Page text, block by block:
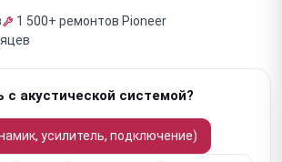
1 500+ ремонтов Pioneer
с акустической системой?
усилитель, подключение)